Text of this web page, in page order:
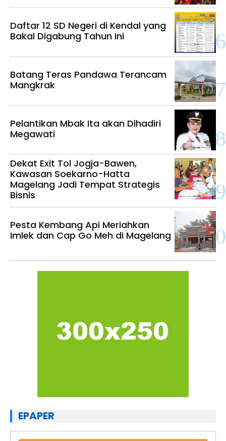
Daftar 12 SD Negeri di Kendal yang
Bakal Digabung Tahun Ini
Batang Teras Pandawa Terancam
Mangkrak
Pelantikan Mbak Ita akan Dihadiri
Megawati
Dekat Exit Tol Jogja-Bawen,
Kawasan Soekarno-Hatta
Magelang Jadi Tempat Strategis
Bisnis
Pesta Kembang Api Meriahkan
Imlek dan Cap Go Meh di Magelang
EPAPER